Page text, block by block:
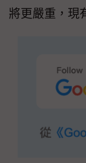
將更嚴重，現